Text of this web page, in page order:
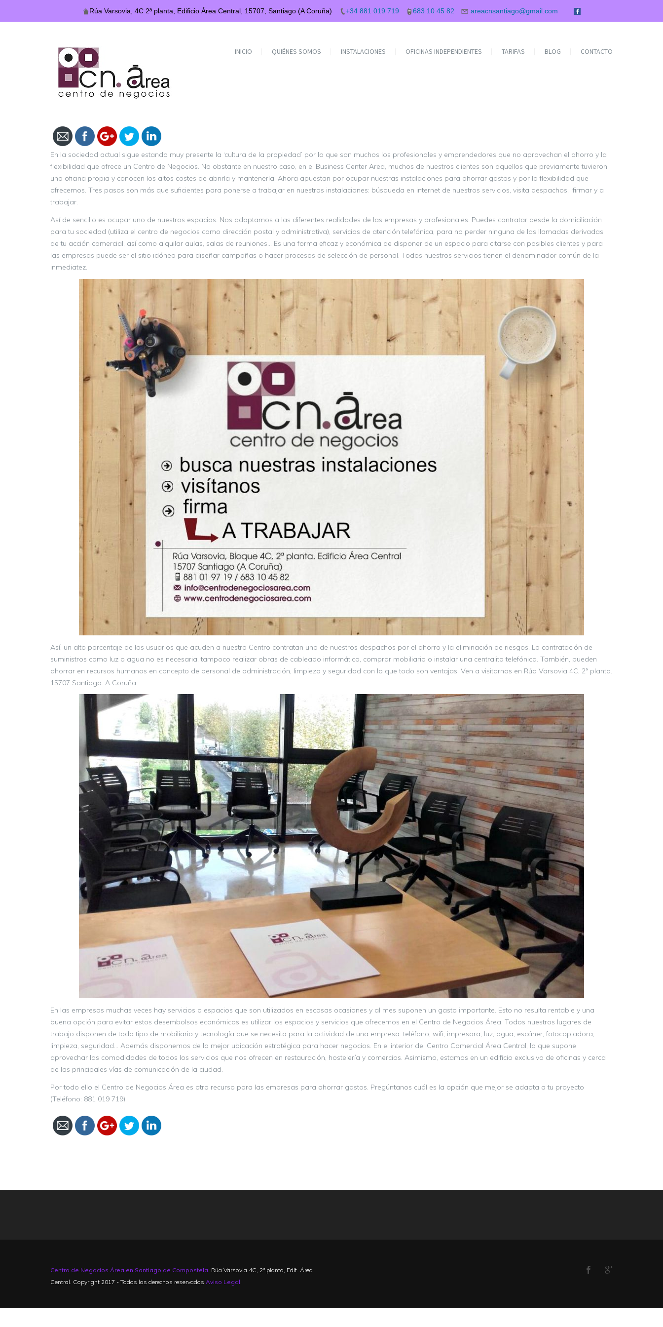
Rúa Varsovia, 4C 2ª planta, Edificio Área Central, 15707, Santiago (A Coruña) +34 881 019 719 683 10 45 82 areacnsantiago@gmail.com
INICIO QUIÉNES SOMOS INSTALACIONES OFICINAS INDEPENDIENTES TARIFAS BLOG CONTACTO
negocios-area/
En la sociedad actual sigue estando muy presente la ‘cultura de la propiedad’ por lo que son muchos los profesionales y emprendedores que no aprovechan el ahorro y la
flexibilidad que ofrece un Centro de Negocios. No obstante en nuestro caso, en el Business Center Area, muchos de nuestros clientes son aquellos que previamente tuvieron
una oficina propia y conocen los altos costes de abrirla y mantenerla. Ahora apuestan por ocupar nuestras instalaciones para ahorrar gastos y por la flexibilidad que
ofrecemos. Tres pasos son más que suficientes para ponerse a trabajar en nuestras instalaciones: búsqueda en internet de nuestros servicios, visita despachos, firmar y a
trabajar.
Así de sencillo es ocupar uno de nuestros espacios. Nos adaptamos a las diferentes realidades de las empresas y profesionales. Puedes contratar desde la domiciliación
para tu sociedad (utiliza el centro de negocios como dirección postal y administrativa), servicios de atención telefónica, para no perder ninguna de las llamadas derivadas
de tu acción comercial, así como alquilar aulas, salas de reuniones… Es una forma eficaz y económica de disponer de un espacio para citarse con posibles clientes y para
las empresas puede ser el sitio idóneo para diseñar campañas o hacer procesos de selección de personal. Todos nuestros servicios tienen el denominador común de la
inmediatez.
Así, un alto porcentaje de los usuarios que acuden a nuestro Centro contratan uno de nuestros despachos por el ahorro y la eliminación de riesgos. La contratación de
suministros como luz o agua no es necesaria, tampoco realizar obras de cableado informático, comprar mobiliario o instalar una centralita telefónica. También, pueden
ahorrar en recursos humanos en concepto de personal de administración, limpieza y seguridad con lo que todo son ventajas. Ven a visitarnos en Rúa Varsovia 4C, 2ª planta.
15707 Santiago. A Coruña.
En las empresas muchas veces hay servicios o espacios que son utilizados en escasas ocasiones y al mes suponen un gasto importante. Esto no resulta rentable y una
buena opción para evitar estos desembolsos económicos es utilizar los espacios y servicios que ofrecemos en el Centro de Negocios Área. Todos nuestros lugares de
trabajo disponen de todo tipo de mobiliario y tecnología que se necesita para la actividad de una empresa: teléfono, wifi, impresora, luz, agua, escáner, fotocopiadora,
limpieza, seguridad… Además disponemos de la mejor ubicación estratégica para hacer negocios. En el interior del Centro Comercial Área Central, lo que supone
aprovechar las comodidades de todos los servicios que nos ofrecen en restauración, hostelería y comercios. Asimismo, estamos en un edificio exclusivo de oficinas y cerca
de las principales vías de comunicación de la ciudad.
Por todo ello el Centro de Negocios Área es otro recurso para las empresas para ahorrar gastos. Pregúntanos cuál es la opción que mejor se adapta a tu proyecto
(Teléfono: 881 019 719).
https://centrodenegociosarea.com/tres-
negocios-area/
Centro de Negocios Área en Santiago de Compostela. Rúa Varsovia 4C, 2ª planta, Edif. Área
Central. Copyright 2017 - Todos los derechos reservados.Aviso Legal.